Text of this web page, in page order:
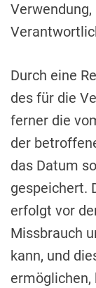
Durch eine
des für die
ferner die
der
das Datum
gespeichert.
erfolgt vor
Missbrauch
kann, und